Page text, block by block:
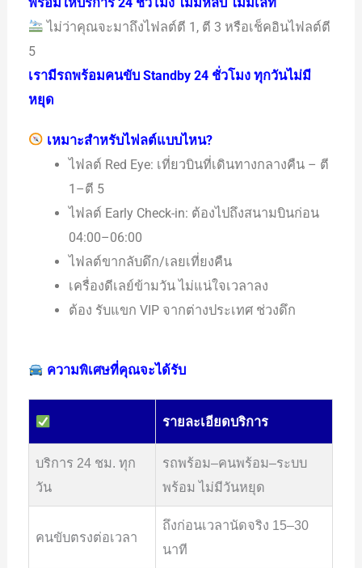
ไม่ว่าคุณจะมาถึงไฟลต์ตี 1, ตี 3 หรือเช็คอินไฟลต์ตี
5
เรามีรถพร้อมคนขับ Standby 24 ชั่วโมง ทุกวันไม่มี
หยุด
เหมาะสำหรับไฟลต์แบบไหน?
ไฟลต์ Red Eye: เที่ยวบินที่เดินทางกลางคืน – ตี
1–ตี 5
ไฟลต์ Early Check-in: ต้องไปถึงสนามบินก่อน
04:00–06:00
ไฟลต์ขากลับดึก/เลยเที่ยงคืน
เครื่องดีเลย์ข้ามวัน ไม่แน่ใจเวลาลง
ต้อง รับแขก VIP จากต่างประเทศ ช่วงดึก
ความพิเศษที่คุณจะได้รับ
รายละเอียดบริการ
บริการ 24 ชม. ทุก
วัน
รถพร้อม–คนพร้อม–ระบบ
พร้อม ไม่มีวันหยุด
คนขับตรงต่อเวลา
ถึงก่อนเวลานัดจริง 15–30
นาที